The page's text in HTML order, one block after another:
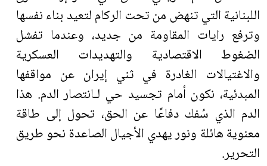
اللبنانية التي تنهض من تحت الركام لتعيد بناء نفسها
وترفع رايات المقاومة من جديد، وعندما تفشل
الضغوط الاقتصادية والتهديدات العسكرية
والاغتيالات الغادرة في ثني إيران عن مواقفها
المبدئية، نكون أمام تجسيد حي لـانتصار الدم. هذا
الدم الذي سُفك دفاعًا عن الحق، تحول إلى طاقة
معنوية هائلة ونور يهدي الأجيال الصاعدة نحو طريق
التحرير.